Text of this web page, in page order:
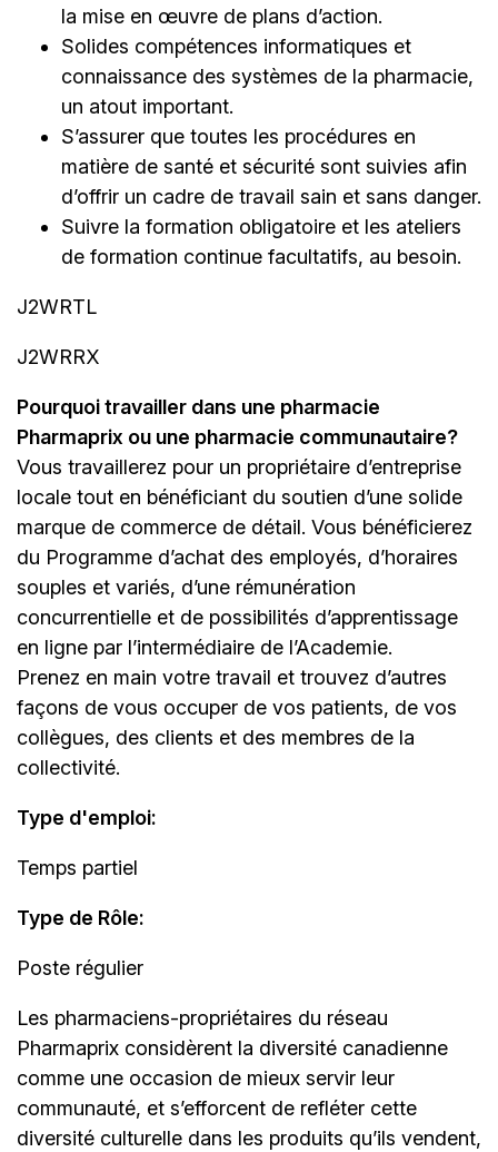
la mise en œuvre de plans d’action.
Solides compétences informatiques et
connaissance des systèmes de la pharmacie,
un atout important.
S’assurer que toutes les procédures en
matière de santé et sécurité sont suivies afin
d’offrir un cadre de travail sain et sans danger.
Suivre la formation obligatoire et les ateliers
de formation continue facultatifs, au besoin.
J2WRTL
J2WRRX
Pourquoi travailler dans une pharmacie
Pharmaprix ou une pharmacie communautaire?
Vous travaillerez pour un propriétaire d’entreprise
locale tout en bénéficiant du soutien d’une solide
marque de commerce de détail. Vous bénéficierez
du Programme d’achat des employés, d’horaires
souples et variés, d’une rémunération
concurrentielle et de possibilités d’apprentissage
en ligne par l’intermédiaire de l’Academie.
Prenez en main votre travail et trouvez d’autres
façons de vous occuper de vos patients, de vos
collègues, des clients et des membres de la
collectivité.
Type d'emploi:
Temps partiel
Type de Rôle:
Poste régulier
Les pharmaciens-propriétaires du réseau
Pharmaprix considèrent la diversité canadienne
comme une occasion de mieux servir leur
communauté, et s’efforcent de refléter cette
diversité culturelle dans les produits qu’ils vendent,